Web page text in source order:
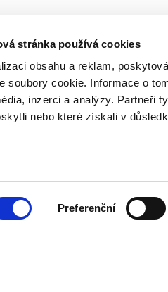
stránka používá cookies
obsahu a reklam,
soubory cookie. Informace o
inzerci a analýzy. Partneři
nebo které získali v
Preferenční
KONTAKTUJTE NÁS
733 734 348